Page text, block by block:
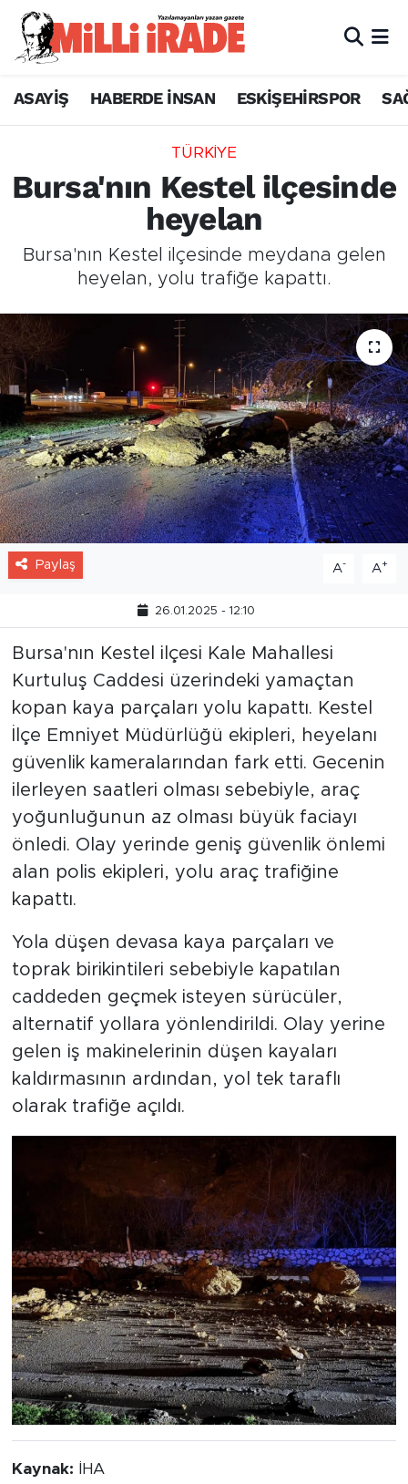
ASAYİŞ HABERDE İNSAN ESKİŞEHİRSPOR
TÜRKİYE
Bursa'nın Kestel ilçesinde
heyelan
Bursa'nın Kestel ilçesinde meydana gelen
heyelan, yolu trafiğe kapattı.
Paylaş A- A+
26.01.2025 - 12:10
Bursa'nın Kestel ilçesi Kale Mahallesi
Kurtuluş Caddesi üzerindeki yamaçtan
kopan kaya parçaları yolu kapattı. Kestel
İlçe Emniyet Müdürlüğü ekipleri, heyelanı
güvenlik kameralarından fark etti. Gecenin
ilerleyen saatleri olması sebebiyle, araç
yoğunluğunun az olması büyük faciayı
önledi. Olay yerinde geniş güvenlik önlemi
alan polis ekipleri, yolu araç trafiğine
kapattı.
Yola düşen devasa kaya parçaları ve
toprak birikintileri sebebiyle kapatılan
caddeden geçmek isteyen sürücüler,
alternatif yollara yönlendirildi. Olay yerine
gelen iş makinelerinin düşen kayaları
kaldırmasının ardından, yol tek taraflı
olarak trafiğe açıldı.
Kaynak: İHA